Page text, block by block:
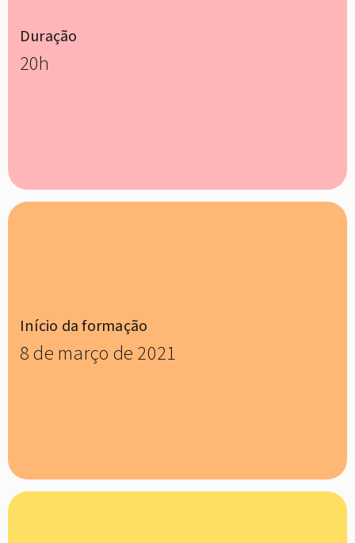
Duração
20h
Início da formação
8 de março de 2021